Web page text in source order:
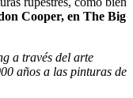
Cooper, en The Big
a través del arte
años a las pinturas de